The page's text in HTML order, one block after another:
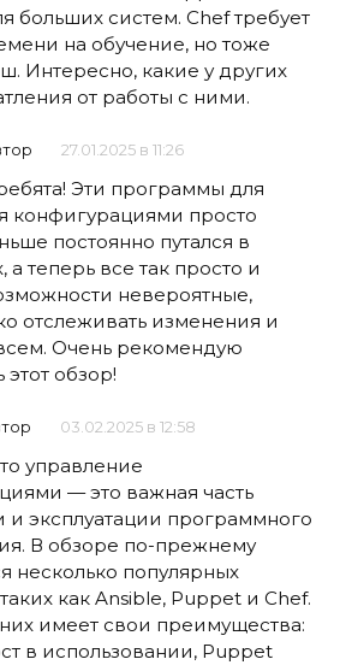
больших систем. Chef требует
на обучение, но тоже
Интересно, какие у других
от работы с ними.
27.01.2025 в 11:26
Эти программы для
конфигурациями просто
постоянно путался в
а теперь все так просто и
невероятные,
отслеживать изменения и
Очень рекомендую
этот обзор!
03.02.2025 в 12:58
управление
— это важная часть
и эксплуатации программного
В обзоре по-прежнему
несколько популярных
как Ansible, Puppet и Chef.
имеет свои преимущества:
в использовании, Puppet